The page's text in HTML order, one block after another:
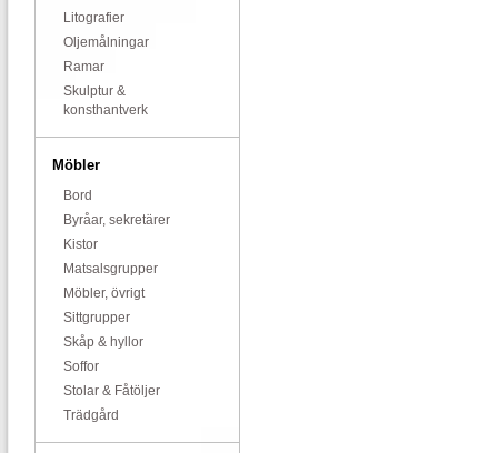
Litografier
Oljemålningar
Ramar
Skulptur &
konsthantverk
Möbler
Bord
Byråar, sekretärer
Kistor
Matsalsgrupper
Möbler, övrigt
Sittgrupper
Skåp & hyllor
Soffor
Stolar & Fåtöljer
Trädgård